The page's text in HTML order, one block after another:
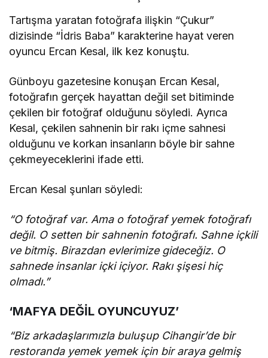
Tartışma yaratan fotoğrafa ilişkin “Çukur”
dizisinde “İdris Baba” karakterine hayat veren
oyuncu Ercan Kesal, ilk kez konuştu.
Günboyu gazetesine konuşan Ercan Kesal,
fotoğrafın gerçek hayattan değil set bitiminde
çekilen bir fotoğraf olduğunu söyledi. Ayrıca
Kesal, çekilen sahnenin bir rakı içme sahnesi
olduğunu ve korkan insanların böyle bir sahne
çekmeyeceklerini ifade etti.
Ercan Kesal şunları söyledi:
“O fotoğraf var. Ama o fotoğraf yemek fotoğrafı
değil. O setten bir sahnenin fotoğrafı. Sahne içkili
ve bitmiş. Birazdan evlerimize gideceğiz. O
sahnede insanlar içki içiyor. Rakı şişesi hiç
olmadı.”
‘MAFYA DEĞİL OYUNCUYUZ’
“Biz arkadaşlarımızla buluşup Cihangir’de bir
restoranda yemek yemek için bir araya gelmiş